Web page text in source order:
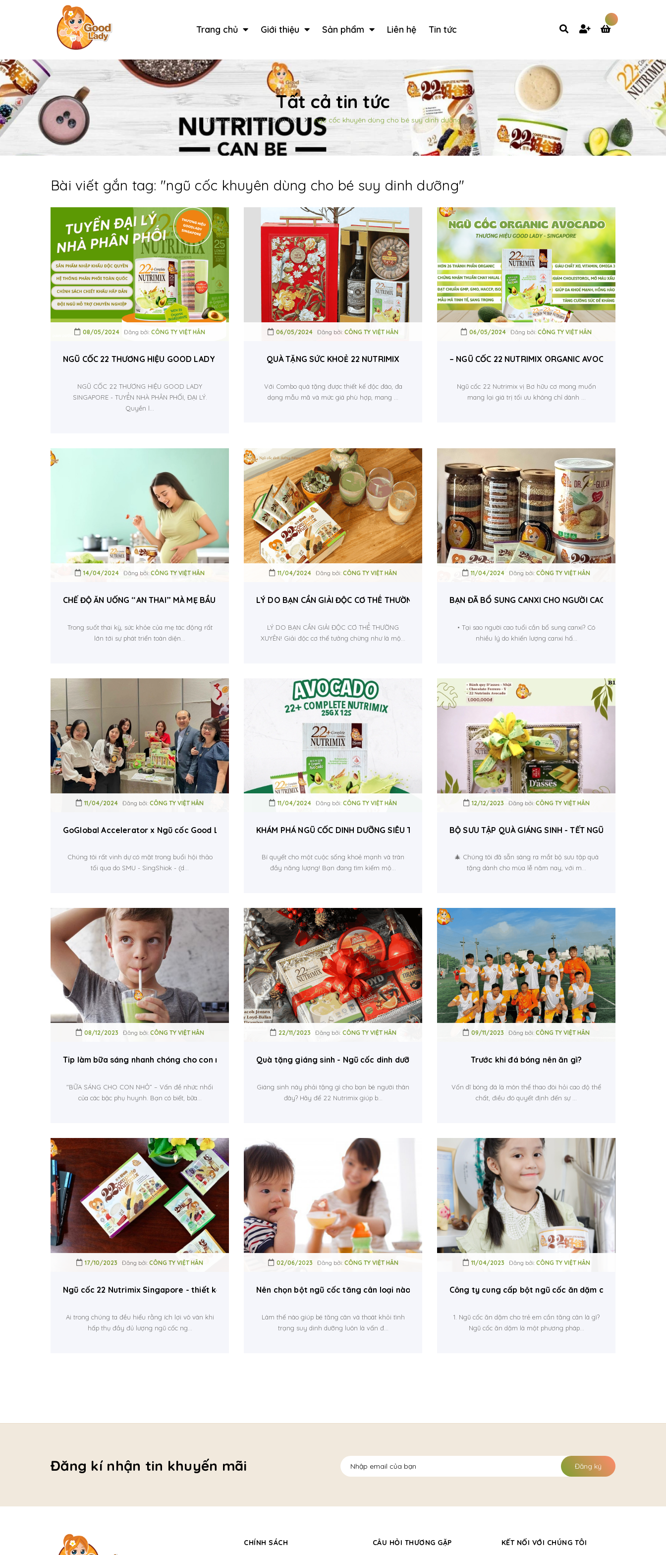
Trang chủ Giới thiệu Sản phẩm Liên hệ Tin tức
Tất cả tin tức
Trang chủ Tất cả tin tức ngũ cốc khuyên dùng cho bé suy dinh dưỡng
Bài viết gắn tag: "ngũ cốc khuyên dùng cho bé suy dinh dưỡng"
08/05/2024 Đăng bởi: CÔNG TY VIỆT HÂN
NGŨ CỐC 22 THƯƠNG HIỆU GOOD LADY SINGAPORE - TUYỂN NHÀ PHÂN PHỐI, ĐẠI LÝ.
NGŨ CỐC 22 THƯƠNG HIỆU GOOD LADY
SINGAPORE - TUYỂN NHÀ PHÂN PHỐI, ĐẠI LÝ.
Quyền l...
06/05/2024 Đăng bởi: CÔNG TY VIỆT HÂN
QUÀ TẶNG SỨC KHOẺ 22 NUTRIMIX
Với Combo quà tặng được thiết kế độc đáo, đa
dạng mẫu mã và mức giá phù hợp, mang ...
06/05/2024 Đăng bởi: CÔNG TY VIỆT HÂN
Ngũ cốc 22 Nutrimix vị Bơ hữu cơ mong muốn
mang lại giá trị tối ưu không chỉ dành ...
14/04/2024 Đăng bởi: CÔNG TY VIỆT HÂN
CHẾ ĐỘ ĂN UỐNG “AN THAI” MÀ MẸ BẦU NÀO CŨNG CẦN PHẢI BIẾT!
Trong suốt thai kỳ, sức khỏe của mẹ tác động rất
lớn tới sự phát triển toàn diện...
11/04/2024 Đăng bởi: CÔNG TY VIỆT HÂN
LÝ DO BẠN CẦN GIẢI ĐỘC CƠ THỂ THƯỜNG XUYÊN!
LÝ DO BẠN CẦN GIẢI ĐỘC CƠ THỂ THƯỜNG
XUYÊN! Giải độc cơ thể tưởng chừng như là mộ...
11/04/2024 Đăng bởi: CÔNG TY VIỆT HÂN
BẠN ĐÃ BỔ SUNG CANXI CHO NGƯỜI CAO TUỔI ĐÚNG
• Tại sao người cao tuổi cần bổ sung canxi? Có
nhiều lý do khiến lượng canxi hấ...
11/04/2024 Đăng bởi: CÔNG TY VIỆT HÂN
GoGlobal Accelerator x Ngũ cốc Good Lady 22 Nutrimix
Chúng tôi rất vinh dự có mặt trong buổi hội thảo
tối qua do SMU - SingShiok - (d...
11/04/2024 Đăng bởi: CÔNG TY VIỆT HÂN
KHÁM PHÁ NGŨ CỐC DINH DƯỠNG SIÊU THỰC PHẨM – 22 NUTRIMIX BƠ HỮU CƠ
Bí quyết cho một cuộc sống khoẻ mạnh và tràn
đầy năng lượng! Bạn đang tìm kiếm mộ...
12/12/2023Đăng bởi: CÔNG TY VIỆT HÂN
BỘ SƯU TẬP QUÀ GIÁNG SINH - TẾT NGŨ CỐC 22
🎄 Chúng tôi đã sẵn sàng ra mắt bộ sưu tập quà
tặng dành cho mùa lễ năm nay, với m...
08/12/2023 Đăng bởi: CÔNG TY VIỆT HÂN
Tip làm bữa sáng nhanh chóng cho con nhỏ.
"BỮA SÁNG CHO CON NHỎ” – Vấn đề nhức nhối
của các bậc phụ huynh. Bạn có biết, bữa...
22/11/2023 Đăng bởi: CÔNG TY VIỆT HÂN
Quà tặng giáng sinh - Ngũ cốc dinh dưỡng 22 Nutrimix.
Giáng sinh này phải tặng gì cho bạn bè người thân
đây? Hãy để 22 Nutrimix giúp b...
09/11/2023 Đăng bởi: CÔNG TY VIỆT HÂN
Trước khi đá bóng nên ăn gì?
Vốn dĩ bóng đá là môn thể thao đòi hỏi cao độ thể
chất, điều đó quyết định đến sự ...
17/10/2023 Đăng bởi: CÔNG TY VIỆT HÂN
Ngũ cốc 22 Nutrimix Singapore - thiết kế hộp 3 vị tiện lợi
Ai trong chúng ta đều hiểu rằng ích lợi vô vàn khi
hấp thụ đầy đủ lượng ngũ cốc ng...
02/06/2023 Đăng bởi: CÔNG TY VIỆT HÂN
Nên chọn bột ngũ cốc tăng cân loại nào cho bé
Làm thế nào giúp bé tăng cân và thoát khỏi tình
trạng suy dinh dưỡng luôn là vấn đ...
11/04/2023 Đăng bởi: CÔNG TY VIỆT HÂN
Công ty cung cấp bột ngũ cốc ăn dặm cho trẻ em suy
1. Ngũ cốc ăn dặm cho trẻ em cần tăng cân là gì?
Ngũ cốc ăn dặm là một phương pháp...
Đăng kí nhận tin khuyến mãi Đăng ký
CHÍNH SÁCH CÂU HỎI THƯƠNG GẶP KẾT NỐI VỚI CHÚNG TÔI